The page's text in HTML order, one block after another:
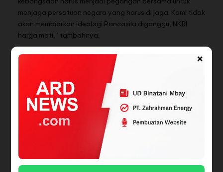
×
menjaga persatuan negara yang harus di jaga. Kami tidak
akan membiarkan ideologi Pancasila diganggu, NKRI
harga mati,” tambahnya.
Selanjutnya Ketua GM.FKPPI juga meminta pemerintah
dan aparat penegak hukum hadir untuk memastikan tidak
ada pihak yang mencoba mempertentangkan ideologi
negara. Mereka berharap proses penyelidikan kasus ini
dapat memberikan kepastian hukum bagi seluruh
masyarakat. (Red)
BACA JUGA